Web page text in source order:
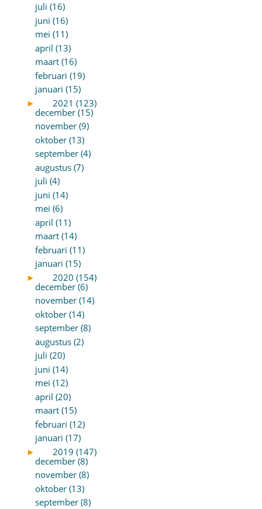
juli (16)
juni (16)
mei (11)
april (13)
maart (16)
februari (19)
januari (15)
►
2021 (123)
december (15)
november (9)
oktober (13)
september (4)
augustus (7)
juli (4)
juni (14)
mei (6)
april (11)
maart (14)
februari (11)
januari (15)
►
2020 (154)
december (6)
november (14)
oktober (14)
september (8)
augustus (2)
juli (20)
juni (14)
mei (12)
april (20)
maart (15)
februari (12)
januari (17)
►
2019 (147)
december (8)
november (8)
oktober (13)
september (8)